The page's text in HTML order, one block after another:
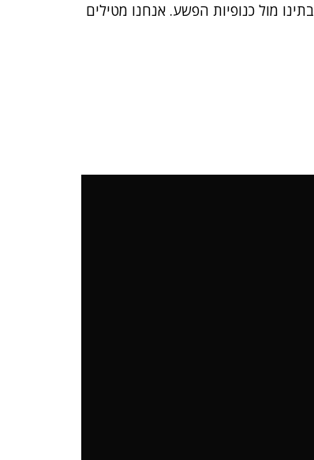
מול כנופיות הפשע. אנחנו מטילים